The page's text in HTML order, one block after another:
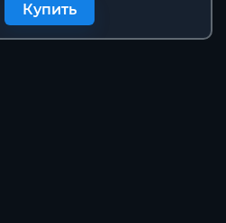
Купить